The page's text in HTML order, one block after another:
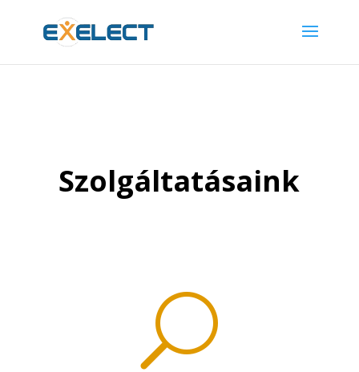
Szolgáltatásaink
U